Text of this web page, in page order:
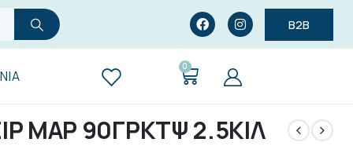
B2B
0
ΜΑΡ 90ΓΡΚΤΨ 2.5ΚΙΛ